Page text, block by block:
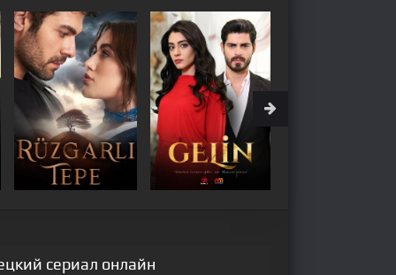
сериал онлайн